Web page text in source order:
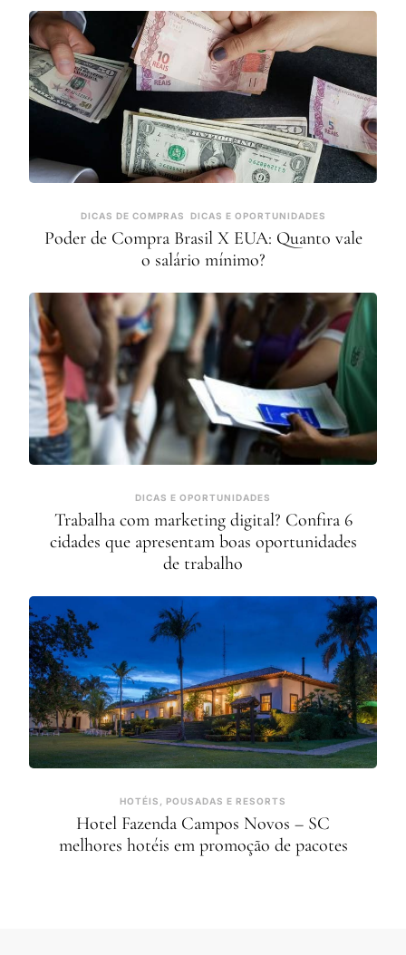
DICAS DE COMPRAS DICAS E OPORTUNIDADES
Poder de Compra Brasil X EUA: Quanto vale
o salário mínimo?
DICAS E OPORTUNIDADES
Trabalha com marketing digital? Confira 6
cidades que apresentam boas oportunidades
de trabalho
HOTÉIS, POUSADAS E RESORTS
Hotel Fazenda Campos Novos – SC
melhores hotéis em promoção de pacotes